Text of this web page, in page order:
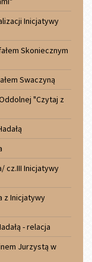
Inicjatywy
Skoniecznym
Swaczyną
"Czytaj z
cz.III Inicjatywy
z Inicjatywy
- relacja
Jurzystą w